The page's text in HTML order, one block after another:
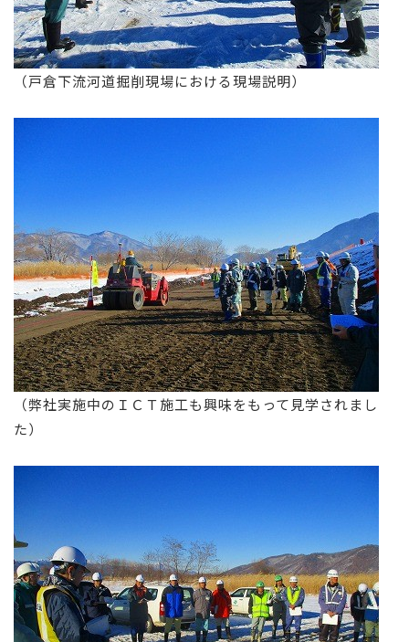
（戸倉下流河道掘削現場における現場説明）
（弊社実施中のＩＣＴ施工も興味をもって見学されまし
た）